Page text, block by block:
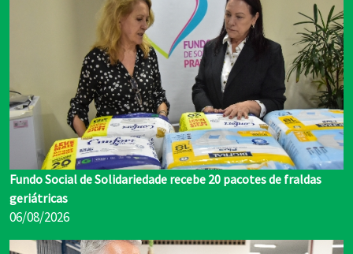
Fundo Social de Solidariedade recebe 20 pacotes de fraldas
geriátricas
06/08/2026